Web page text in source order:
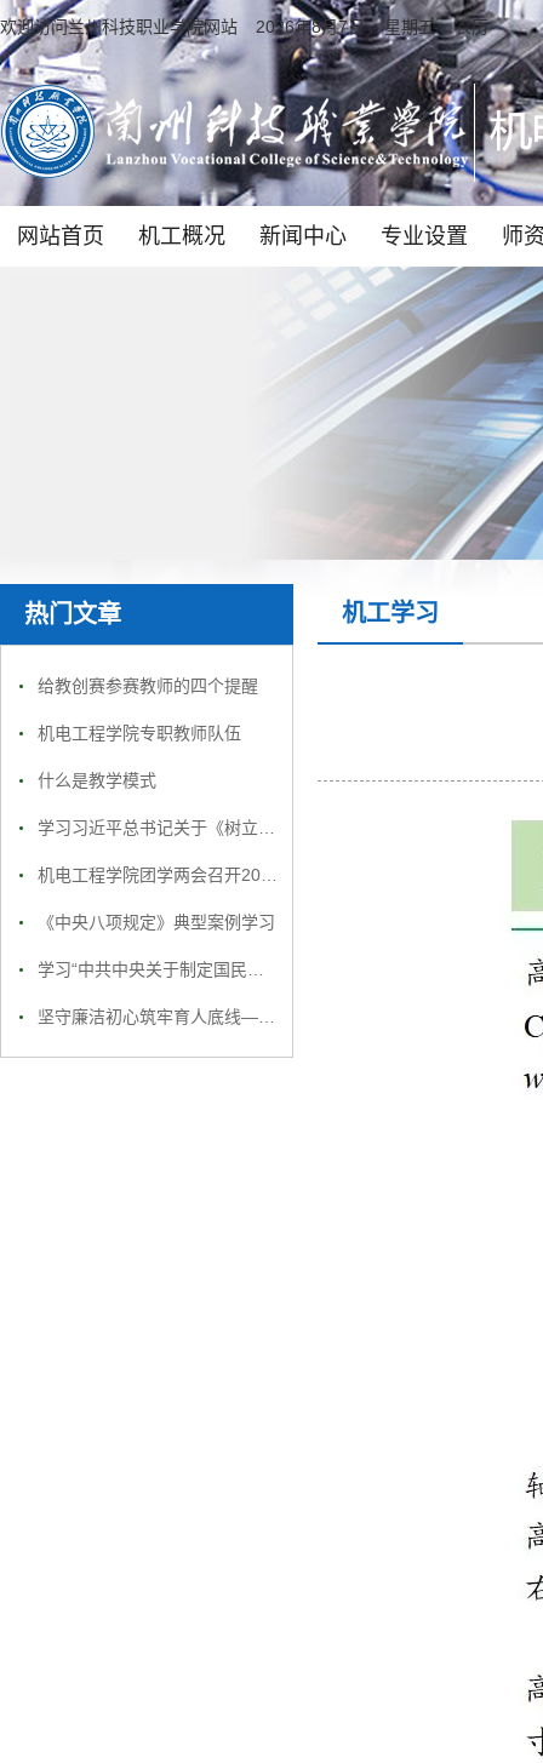
欢迎访问兰州科技职业学院网站 2026年8月7日 星期五 农历
网站首页 机工概况 新闻中心 专业设置 师
热门文章
给教创赛参赛教师的四个提醒
机电工程学院专职教师队伍
什么是教学模式
《中央八项规定》典型案例学习
机工学习